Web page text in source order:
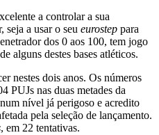
a controlar a sua
seja a usar o seu eurostep para
dos 0 aos 100, tem jogo
alguns destes bases atléticos.
nestes dois anos. Os números
PUJs nas duas metades da
nível já perigoso e acredito
pela seleção de lançamento.
, em 22 tentativas.